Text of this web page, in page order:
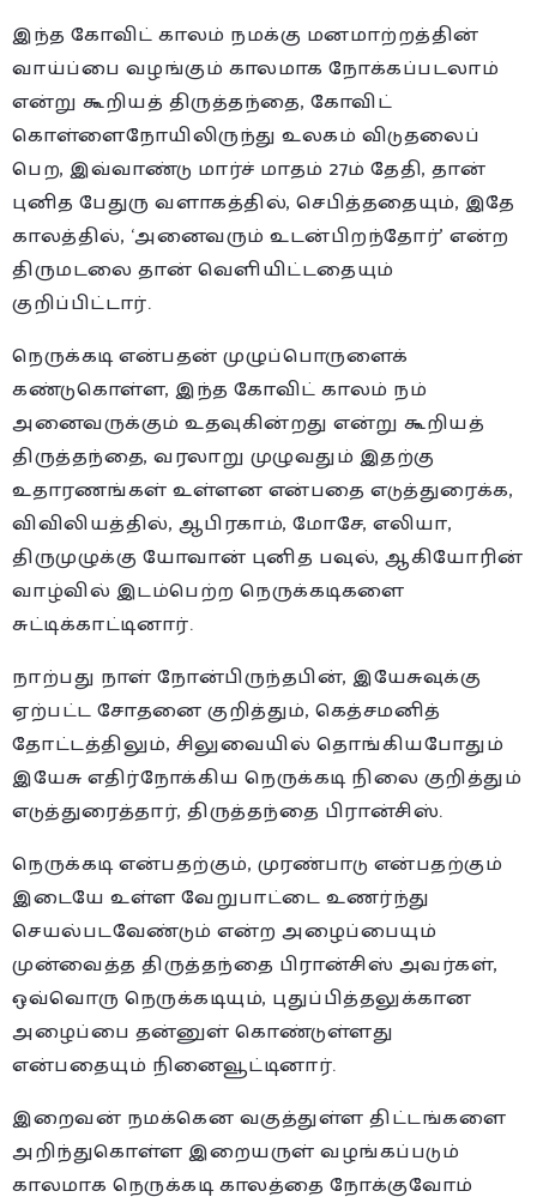
இந்த கோவிட் காலம் நமக்கு மனமாற்றத்தின்
வாய்ப்பை வழங்கும் காலமாக நோக்கப்படலாம்
என்று கூறியத் திருத்தந்தை, கோவிட்
கொள்ளைநோயிலிருந்து உலகம் விடுதலைப்
பெற, இவ்வாண்டு மார்ச் மாதம் 27ம் தேதி, தான்
புனித பேதுரு வளாகத்தில், செபித்ததையும், இதே
காலத்தில், ‘அனைவரும் உடன்பிறந்தோர்’ என்ற
திருமடலை தான் வெளியிட்டதையும்
குறிப்பிட்டார்.
நெருக்கடி என்பதன் முழுப்பொருளைக்
கண்டுகொள்ள, இந்த கோவிட் காலம் நம்
அனைவருக்கும் உதவுகின்றது என்று கூறியத்
திருத்தந்தை, வரலாறு முழுவதும் இதற்கு
உதாரணங்கள் உள்ளன என்பதை எடுத்துரைக்க,
விவிலியத்தில், ஆபிரகாம், மோசே, எலியா,
திருமுழுக்கு யோவான் புனித பவுல், ஆகியோரின்
வாழ்வில் இடம்பெற்ற நெருக்கடிகளை
சுட்டிக்காட்டினார்.
நாற்பது நாள் நோன்பிருந்தபின், இயேசுவுக்கு
ஏற்பட்ட சோதனை குறித்தும், கெத்சமனித்
தோட்டத்திலும், சிலுவையில் தொங்கியபோதும்
இயேசு எதிர்நோக்கிய நெருக்கடி நிலை குறித்தும்
எடுத்துரைத்தார், திருத்தந்தை பிரான்சிஸ்.
நெருக்கடி என்பதற்கும், முரண்பாடு என்பதற்கும்
இடையே உள்ள வேறுபாட்டை உணர்ந்து
செயல்படவேண்டும் என்ற அழைப்பையும்
முன்வைத்த திருத்தந்தை பிரான்சிஸ் அவர்கள்,
ஒவ்வொரு நெருக்கடியும், புதுப்பித்தலுக்கான
அழைப்பை தன்னுள் கொண்டுள்ளது
என்பதையும் நினைவூட்டினார்.
இறைவன் நமக்கென வகுத்துள்ள திட்டங்களை
அறிந்துகொள்ள இறையருள் வழங்கப்படும்
காலமாக நெருக்கடி காலத்தை நோக்குவோம்